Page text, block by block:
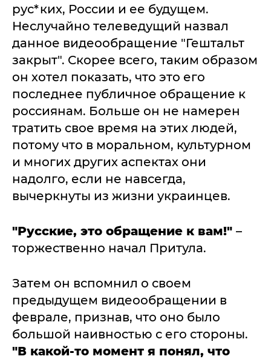
рус*ких, России и ее будущем.
Неслучайно телеведущий назвал
данное видеообращение "Гештальт
закрыт". Скорее всего, таким образом
он хотел показать, что это его
последнее публичное обращение к
россиянам. Больше он не намерен
тратить свое время на этих людей,
потому что в моральном, культурном
и многих других аспектах они
надолго, если не навсегда,
вычеркнуты из жизни украинцев.
"Русские, это обращение к вам!" –
торжественно начал Притула.
Затем он вспомнил о своем
предыдущем видеообращении в
феврале, признав, что оно было
большой наивностью с его стороны.
"В какой-то момент я понял, что